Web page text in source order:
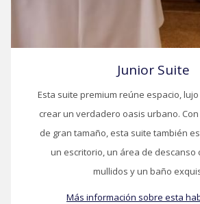
Junior Suite
Esta suite premium reúne espacio,
crear un verdadero oasis urbano.
de gran tamaño, esta suite también
un escritorio, un área de descanso
mullidos y un baño
Más información sobre esta